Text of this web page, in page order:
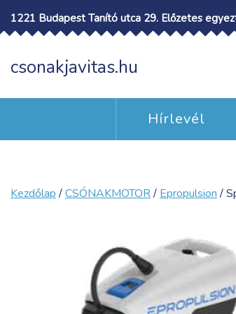
content
1221 Budapest Tanító utca 29. Előzetes
csonakjavitas.hu
Hírlevél
Kezdőlap/CSÓNAKMOTOR/ Epropulsion/